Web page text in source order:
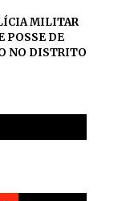
MILITAR
POSSE DE
NO DISTRITO